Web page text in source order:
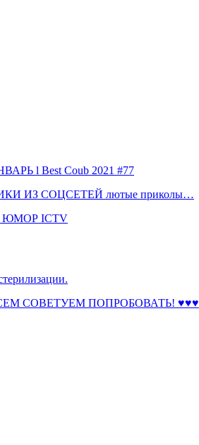
l Best Coub 2021 #77
ИЗ СОЦСЕТЕЙ лютые приколы…
| ЮМОР ICTV
СОВЕТУЕМ ПОПРОБОВАТЬ! ♥♥♥